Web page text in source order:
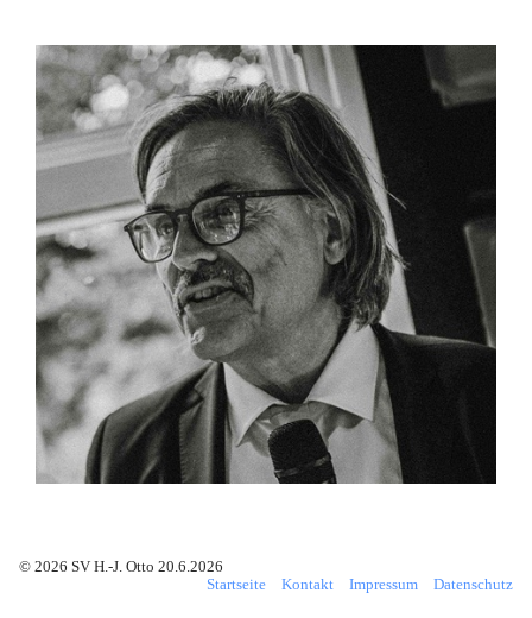
© 2026 SV H.-J. Otto 20.6.2026
Startseite
Kontakt Impressum Datenschutz